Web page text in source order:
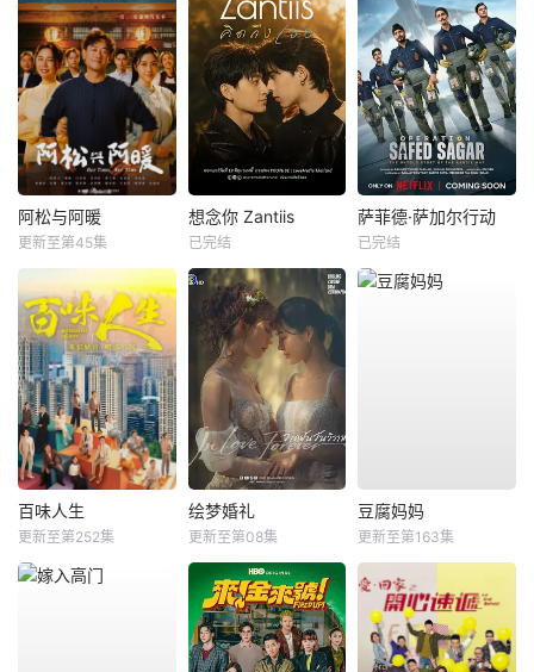
阿松与阿暖
更新至第45集
想念你 Zantiis
已完结
萨菲德·萨加尔行动
已完结
百味人生
更新至第252集
绘梦婚礼
更新至第08集
豆腐妈妈
更新至第163集